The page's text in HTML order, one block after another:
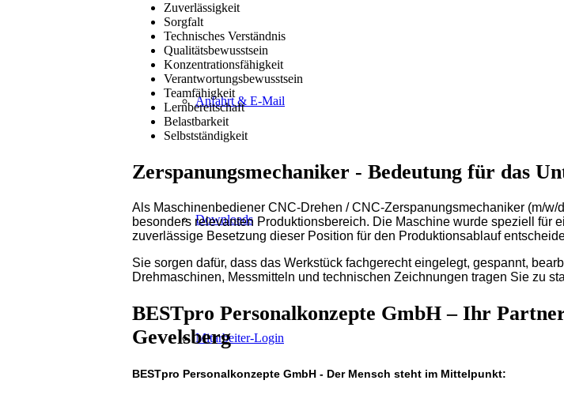
Anfahrt & E-Mail
Downloads
Mitarbeiter-Login
Zuverlässigkeit
Sorgfalt
Technisches Verständnis
Qualitätsbewusstsein
Konzentrationsfähigkeit
Verantwortungsbewusstsein
Teamfähigkeit
Lernbereitschaft
Belastbarkeit
Selbstständigkeit
Zerspanungsmechaniker - Bedeutung für das
Als Maschinenbediener CNC-Drehen / CNC-Zerspanungsmechaniker (m/w/
besonders relevanten Produktionsbereich. Die Maschine wurde speziell für
zuverlässige Besetzung dieser Position für den Produktionsablauf
Sie sorgen dafür, dass das Werkstück fachgerecht eingelegt, gespannt,
Drehmaschinen, Messmitteln und technischen Zeichnungen tragen Sie zu
BESTpro Personalkonzepte GmbH – Ihr
Gevelsberg
BESTpro Personalkonzepte GmbH - Der Mensch steht im Mittelpunkt: